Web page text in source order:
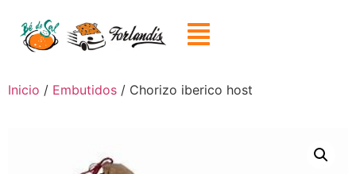
Inicio / Embutidos / Chorizo iberico host